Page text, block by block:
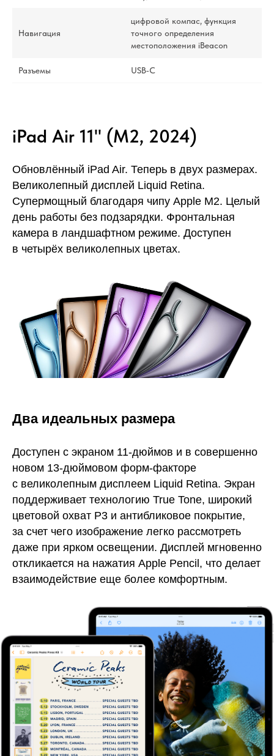
Навигация
цифровой компас, функция
точного определения
местоположения iBeacon
Разъемы USB‑C
iPad Air 11" (M2, 2024)
Обновлённый iPad Air. Теперь в двух размерах.
Великолепный дисплей Liquid Retina.
Супермощный благодаря чипу Apple M2. Целый
день работы без подзарядки. Фронтальная
камера в ландшафтном режиме. Доступен
в четырёх великолепных цветах.
Два идеальных размера
Доступен с экраном 11-дюймов и в совершенно
новом 13-дюймовом форм-факторе
с великолепным дисплеем Liquid Retina. Экран
поддерживает технологию True Tone, широкий
цветовой охват P3 и антибликовое покрытие,
за счет чего изображение легко рассмотреть
даже при ярком освещении. Дисплей мгновенно
откликается на нажатия Apple Pencil, что делает
взаимодействие еще более комфортным.